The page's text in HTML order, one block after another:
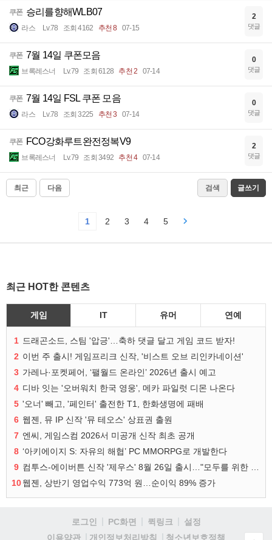
쿠폰 승리를향해WLB07
라스 Lv.78 조회 4162 추천 8 07-15
2
댓글
쿠폰 7월 14일 쿠폰모음
브록레스너 Lv.79 조회 6128 추천 2 07-14
0
댓글
쿠폰 7월 14일 FSL 쿠폰 모음
라스 Lv.78 조회 3225 추천 3 07-14
0
댓글
쿠폰 FCO강화루트완전정복V9
브록레스너 Lv.79 조회 3492 추천 4 07-14
2
댓글
최근 다음 검색 글쓰기
1 2 3 4 5
최근 HOT한 콘텐츠
게임 IT 유머 연예
1 드래곤소드, 스팀 '압긍'…축하 댓글 달고 게임 코드 받자!
2 이번 주 출시! 게임프리크 신작, '비스트 오브 리인카네이션'
3 가레나·포켓페어, ‘팰월드 온라인’ 2026년 출시 예고
4 디바 잇는 '오버워치 한국 영웅', 메카 파일럿 디몬 나온다
5 '오너' 빼고, '페인터' 출전한 T1, 한화생명에 패배
6 웹젠, 뮤 IP 신작 '뮤 테오스' 상표권 출원
7 엔씨, 게임스컴 2026서 미공개 신작 최초 공개
8 ‘아키에이지 S: 자유의 해협’ PC MMORPG로 개발한다
9
10웹젠, 상반기 영업수익 773억 원…순이익 89% 증가
로그인 PC화면 퀵링크
설정
이용약관
개인정보처리방침 청소년보호정책